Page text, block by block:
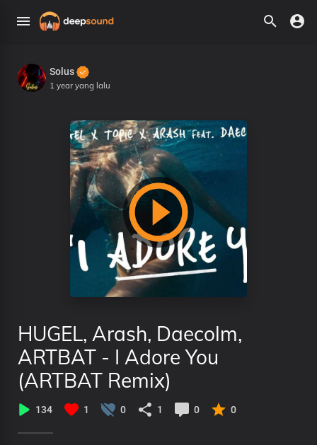
Solus
1 year yang lalu
HUGEL, Arash, Daecolm,
ARTBAT - I Adore You
(ARTBAT Remix)
134 1 0 1 0 0